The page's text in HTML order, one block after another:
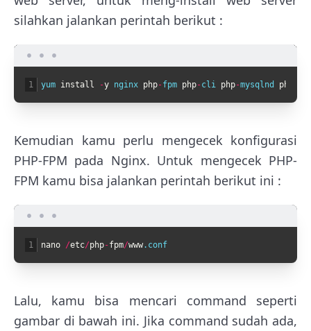
silahkan jalankan perintah berikut :
1 yum install -y nginx php-fpm php-cli php-mysqlnd php72
Kemudian kamu perlu mengecek konfigurasi
PHP-FPM pada Nginx. Untuk mengecek PHP-
FPM kamu bisa jalankan perintah berikut ini :
1 nano /etc/php-fpm/www.conf
Lalu, kamu bisa mencari command seperti
gambar di bawah ini. Jika command sudah ada,